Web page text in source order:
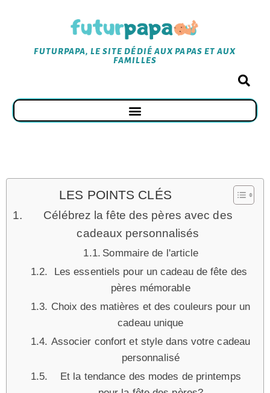
FUTURPAPA, LE SITE DÉDIÉ AUX PAPAS ET AUX
FAMILLES
LES POINTS CLÉS
Célébrez la fête des pères avec des
cadeaux personnalisés
Sommaire de l'article
Les essentiels pour un cadeau de fête des
pères mémorable
Choix des matières et des couleurs pour un
cadeau unique
Associer confort et style dans votre cadeau
personnalisé
Et la tendance des modes de printemps